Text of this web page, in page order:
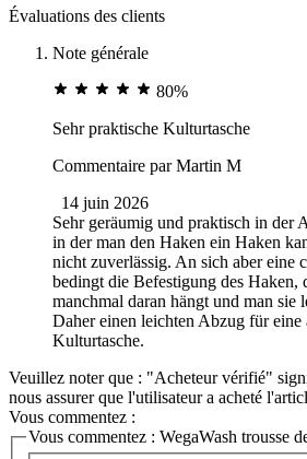
Évaluations des clients
Note générale
80%
Sehr praktische Kulturtasche
Commentaire parMartin M
14 juin 2026
Sehr geräumig und praktisch in der
in der man den Haken ein Haken
nicht zuverlässig. An sich aber eine
bedingt die Befestigung des Haken,
manchmal daran hängt und man sie
Daher einen leichten Abzug für eine
Kulturtasche.
Veuillez noter que : "Acheteur vérifié"
nous assurer que l'utilisateur a acheté
Vous commentez :
Vous commentez : WegaWash trousse